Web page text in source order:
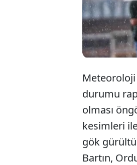
Meteoroloji
durumu
olması
kesimleri
gök
Bartın,